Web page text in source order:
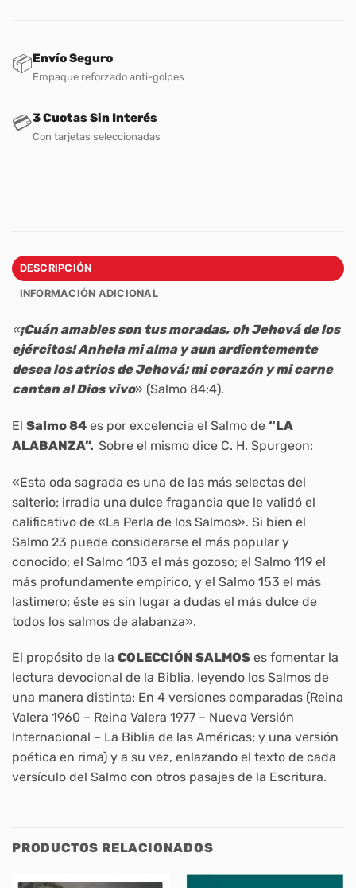
📦Envío Seguro
Empaque reforzado anti-golpes
💳3 Cuotas Sin Interés
Con tarjetas seleccionadas
DESCRIPCIÓN
INFORMACIÓN ADICIONAL
«¡Cuán amables son tus moradas, oh Jehová de los
ejércitos! Anhela mi alma y aun ardientemente
desea los atrios de Jehová; mi corazón y mi carne
cantan al Dios vivo» (Salmo 84:4).
El Salmo 84 es por excelencia el Salmo de “LA
ALABANZA”. Sobre el mismo dice C. H. Spurgeon:
«Esta oda sagrada es una de las más selectas del
salterio; irradia una dulce fragancia que le validó el
calificativo de «La Perla de los Salmos». Si bien el
Salmo 23 puede considerarse el más popular y
conocido; el Salmo 103 el más gozoso; el Salmo 119 el
más profundamente empírico, y el Salmo 153 el más
lastimero; éste es sin lugar a dudas el más dulce de
todos los salmos de alabanza».
El propósito de la COLECCIÓN SALMOS es fomentar la
lectura devocional de la Biblia, leyendo los Salmos de
una manera distinta: En 4 versiones comparadas (Reina
Valera 1960 – Reina Valera 1977 – Nueva Versión
Internacional – La Biblia de las Américas; y una versión
poética en rima) y a su vez, enlazando el texto de cada
versículo del Salmo con otros pasajes de la Escritura.
PRODUCTOS RELACIONADOS